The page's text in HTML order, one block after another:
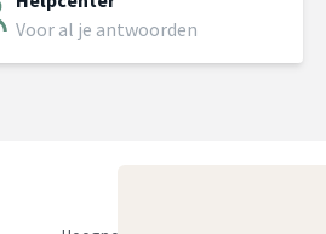
Voor al je antwoorden